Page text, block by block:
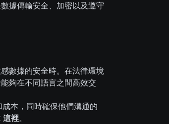
據傳輸安全、加密以及遵守
數據的安全時。在法律環境
夠在不同語言之間高效交
本，同時確保他們溝通的
這裡